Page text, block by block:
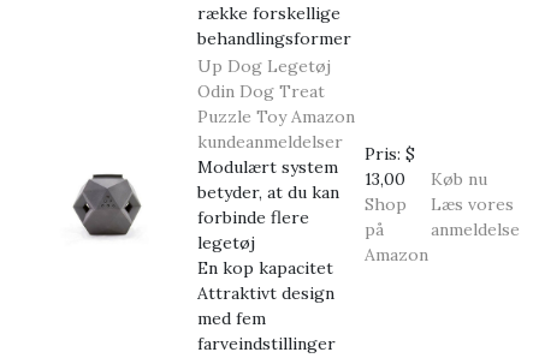
række forskellige
behandlingsformer
Up Dog Legetøj
Odin Dog Treat
Puzzle Toy Amazon
kundeanmeldelser
Modulært system
betyder, at du kan
forbinde flere
legetøj
En kop kapacitet
Attraktivt design
med fem
farveindstillinger
Pris: $
13,00
Shop
på
Amazon
Køb nu
Læs vores
anmeldelse